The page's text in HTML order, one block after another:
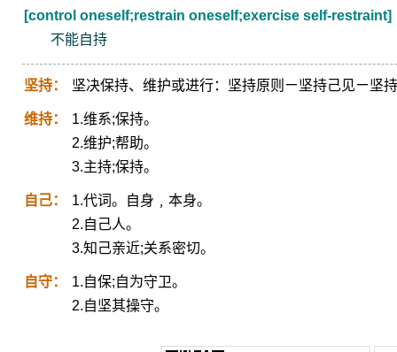
[control oneself;restrain oneself;exercise self-restraint]
不能自持
坚持： 坚决保持、维护或进行：坚持原则ㄧ坚持己见ㄧ坚
维持：
1.维系;保持。
2.维护;帮助。
3.主持;保持。
自己：
1.代词。自身﹐本身。
2.自己人。
3.知己亲近;关系密切。
自守：
1.自保;自为守卫。
2.自坚其操守。